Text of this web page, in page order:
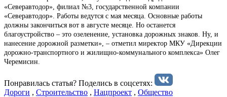
«Северавтодор», филиал №3, государственной компании
«Северавтодор». Работы ведутся с мая месяца. Основные работы
должны закончиться вот в августе месяце. Но останется
благоустройство – это озеленение, установка дорожных знаков. Ну, и
нанесение дорожной разметки», – отметил миректор МКУ «Дирекции
дорожно-транспортного и жилищно-коммунального комплекса» Олег
Черемисин.
Понравилась статья? Поделиcь в соцсетях:
Дороги , Строительство , Нацпроект , Общество